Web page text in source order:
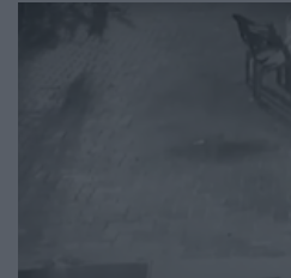
διαμονή σας για τις
πιο οικονομικά πακέτα.